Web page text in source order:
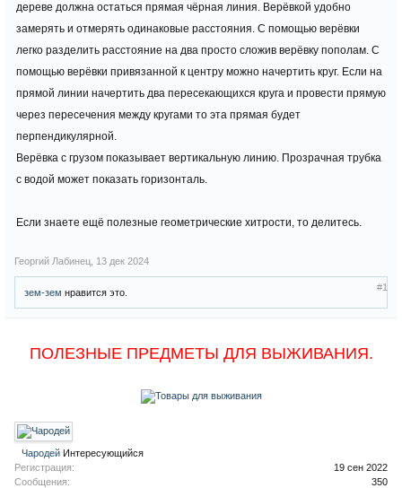
дереве должна остаться прямая чёрная линия. Верёвкой удобно
замерять и отмерять одинаковые расстояния. С помощью верёвки
легко разделить расстояние на два просто сложив верёвку пополам. С
помощью верёвки привязанной к центру можно начертить круг. Если на
прямой линии начертить два пересекающихся круга и провести прямую
через пересечения между кругами то эта прямая будет
перпендикулярной.
Верёвка с грузом показывает вертикальную линию. Прозрачная трубка
с водой может показать горизонталь.
Если знаете ещё полезные геометрические хитрости, то делитесь.
Георгий Лабинец 13 дек 2024
#1
зем-зем нравится это.
ПОЛЕЗНЫЕ ПРЕДМЕТЫ ДЛЯ ВЫЖИВАНИЯ.
Чародей Интересующийся
Регистрация:
19 сен 2022
Сообщения:
350